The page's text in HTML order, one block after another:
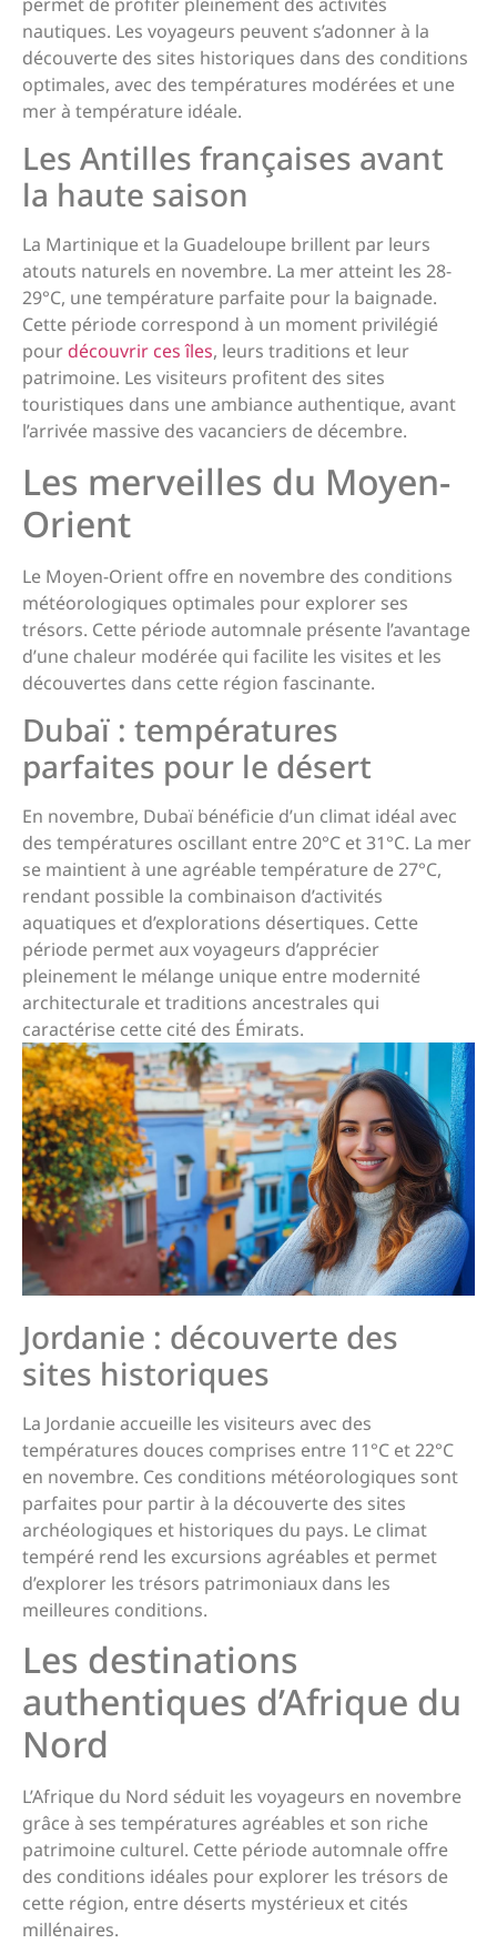
nautiques. Les voyageurs peuvent s’adonner à la
découverte des sites historiques dans des conditions
optimales, avec des températures modérées et une
mer à température idéale.
Les Antilles françaises avant
la haute saison
La Martinique et la Guadeloupe brillent par leurs
atouts naturels en novembre. La mer atteint les 28-
29°C, une température parfaite pour la baignade.
Cette période correspond à un moment privilégié
pour découvrir ces îles, leurs traditions et leur
patrimoine. Les visiteurs profitent des sites
touristiques dans une ambiance authentique, avant
l’arrivée massive des vacanciers de décembre.
Les merveilles du Moyen-
Orient
Le Moyen-Orient offre en novembre des conditions
météorologiques optimales pour explorer ses
trésors. Cette période automnale présente l’avantage
d’une chaleur modérée qui facilite les visites et les
découvertes dans cette région fascinante.
Dubaï : températures
parfaites pour le désert
En novembre, Dubaï bénéficie d’un climat idéal avec
des températures oscillant entre 20°C et 31°C. La mer
se maintient à une agréable température de 27°C,
rendant possible la combinaison d’activités
aquatiques et d’explorations désertiques. Cette
période permet aux voyageurs d’apprécier
pleinement le mélange unique entre modernité
architecturale et traditions ancestrales qui
caractérise cette cité des Émirats.
Jordanie : découverte des
sites historiques
La Jordanie accueille les visiteurs avec des
températures douces comprises entre 11°C et 22°C
en novembre. Ces conditions météorologiques sont
parfaites pour partir à la découverte des sites
archéologiques et historiques du pays. Le climat
tempéré rend les excursions agréables et permet
d’explorer les trésors patrimoniaux dans les
meilleures conditions.
Les destinations
authentiques d’Afrique du
Nord
L’Afrique du Nord séduit les voyageurs en novembre
grâce à ses températures agréables et son riche
patrimoine culturel. Cette période automnale offre
des conditions idéales pour explorer les trésors de
cette région, entre déserts mystérieux et cités
millénaires.